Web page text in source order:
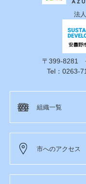
法
〒399-8281
Tel：0263-
組織一覧
市へのアクセス